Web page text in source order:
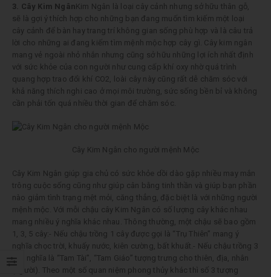
3. Cây Kim NgânKim Ngân là loại cây cảnh nhưng sở hữu thân gỗ,
sẽ là gợi ý thích hợp cho những bạn đang muốn tìm kiếm một loại
cây cảnh để bàn hay trang trí không gian sống phù hợp và là câu trả
lời cho những ai đang kiếm tìm mệnh mộc hợp cây gì. Cây kim ngân
mang vẻ ngoài nhỏ nhắn nhưng cũng sở hữu những lợi ích nhất định
với sức khỏe của con người như cung cấp khí oxy nhờ quá trình
quang hợp trao đổi khí CO2, loài cây này cũng rất dễ chăm sóc với
khả năng thích nghi cao ở mọi môi trường, sức sống bền bỉ và không
cần phải tốn quá nhiều thời gian để chăm sóc.
Cây Kim Ngân cho người mệnh Mộc
Cây Kim Ngân giúp gia chủ có sức khỏe dồi dào gặp nhiều may mắn
trông cuộc sống cũng như giúp cân bằng tinh thần và giúp bạn phần
nào giảm tình trạng mệt mỏi, căng thẳng, đặc biệt là với những người
mệnh mộc. Với mỗi chậu cây Kim Ngân có số lượng cây khác nhau
mang nhiều ý nghĩa khác nhau. Thông thường, một chậu sẽ bao gồm
1, 3, 5 cây:- Nếu chậu trồng 1 cây được gọi là “Trụ Thiên” mang ý
nghĩa chọc trời, khuấy nước, kiên cường, bất khuất.- Nếu chậu trồng 3
cây nghĩa là “Tam Tài”, “Tam Giáo” tượng trưng cho thiên, địa, nhân
(người). Theo một số quan niệm phong thủy khác thì số 3 tượng